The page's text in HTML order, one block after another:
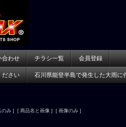
合わせ チラシ一覧 会員登録
ださい 石川県能登半島で発生した大雨に
のみ ] [ 商品名と画像 ] [ 画像のみ ]